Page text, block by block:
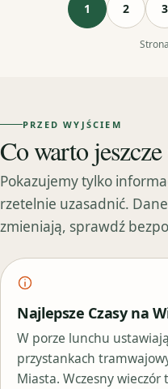
1 2 3
PRZED WYJŚCIEM
Co warto
Pokazujemy tylko
rzetelnie uzasadnić.
zmieniają, sprawdź
Najlepsze Czasy na
W porze lunchu
przystankach
Miasta. Wczesny